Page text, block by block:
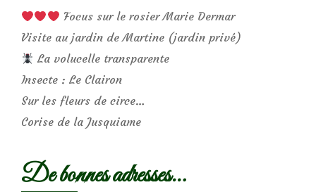
Focus sur le rosier Marie Dermar
Visite au jardin de Martine (jardin privé)
La volucelle transparente
Insecte : Le Clairon
Sur les fleurs de circe…
Corise de la Jusquiame
De bonnes adresses…